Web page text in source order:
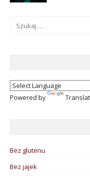
Szukaj:
Powered by
Bez glutenu
Bez jajek